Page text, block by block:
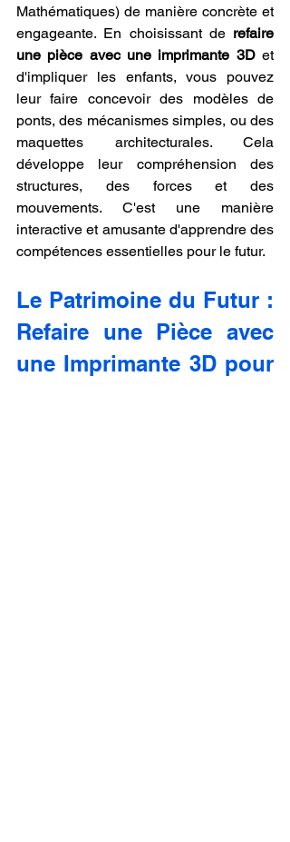
Mathématiques) de manière concrète et
engageante. En choisissant de refaire
une pièce avec une imprimante 3D et
d'impliquer les enfants, vous pouvez
leur faire concevoir des modèles de
ponts, des mécanismes simples, ou des
maquettes architecturales. Cela
développe leur compréhension des
structures, des forces et des
mouvements. C'est une manière
interactive et amusante d'apprendre des
compétences essentielles pour le futur.
Le Patrimoine du Futur :
Refaire une Pièce avec
une Imprimante 3D pour